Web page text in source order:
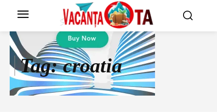
Tag:croatia